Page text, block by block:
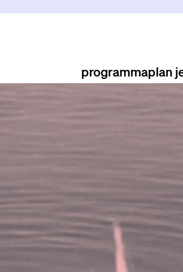
programmaplan